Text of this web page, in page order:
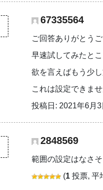
67335564
ご回答ありがとうご
早速試してみたと
欲を言えばもう少
これは設定できま
投稿日: 2021年6月3
2848569
範囲の設定はなさそ
(1 投票, 平